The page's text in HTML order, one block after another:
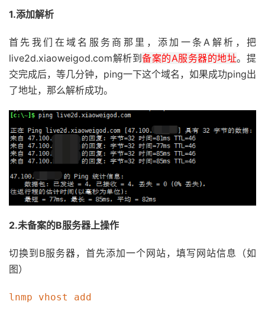
1.添加解析
首先我们在域名服务商那里，添加一条A解析，把
live2d.xiaoweigod.com解析到备案的A服务器的地址。提
交完成后，等几分钟，ping一下这个域名，如果成功ping出
了地址，那么解析成功。
2.未备案的B服务器上操作
切换到B服务器，首先添加一个网站，填写网站信息（如
图）
lnmp vhost add